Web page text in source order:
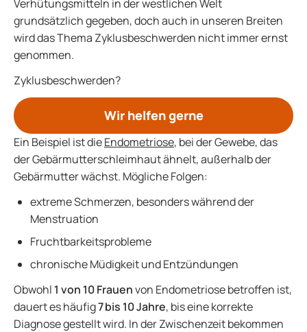
Verhütungsmitteln in der westlichen Welt
grundsätzlich gegeben, doch auch in unseren Breiten
wird das Thema Zyklusbeschwerden nicht immer ernst
genommen.
Zyklusbeschwerden?
Wir helfen gerne
Ein Beispiel ist dieEndometriose, bei der Gewebe, das
der Gebärmutterschleimhaut ähnelt, außerhalb der
Gebärmutter wächst. Mögliche Folgen:
extreme Schmerzen, besonders während der
Menstruation
Fruchtbarkeitsprobleme
chronische Müdigkeit und Entzündungen
Obwohl 1 von 10 Frauenvon Endometriose betroffen ist,
dauert es häufig7 bis 10 Jahre, bis eine korrekte
Diagnose gestellt wird. In der Zwischenzeit bekommen